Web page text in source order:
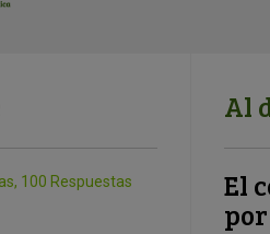
100 Respuestas
Al
El